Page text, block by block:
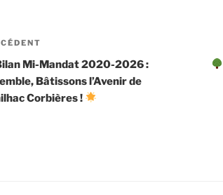
Mi-Mandat 2020-2026 :
Bâtissons l’Avenir de
Corbières !